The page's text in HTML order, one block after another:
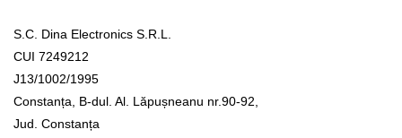
S.C. Dina Electronics S.R.L.
CUI 7249212
J13/1002/1995
Constanța, B-dul. Al. Lăpușneanu nr.90-92,
Jud. Constanța